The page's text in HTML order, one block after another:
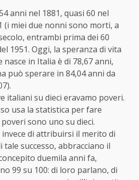
anni nel 1881, quasi 60 nel
(i miei due nonni sono morti, a
entrambi prima dei 60
1951. Oggi, la speranza di vita
in Italia è di 78,67 anni,
può sperare in 84,04 anni da
italiani su dieci eravamo poveri.
usa la statistica per fare
sono uno su dieci.
di attribuirsi il merito di
successo, abbracciano il
duemila anni fa,
99 su 100: di loro parlano, di